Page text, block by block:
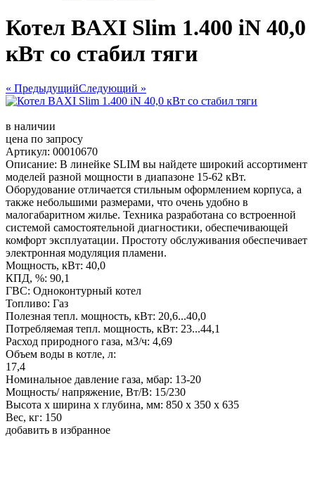
Котел BAXI Slim 1.400 iN 40,0
кВт со стабил тяги
« ПредыдущийСледующий »
в наличии
цена по запросу
Артикул: 00010670
Описание: В линейке SLIM вы найдете широкий ассортимент
моделей разной мощности в диапазоне 15-62 кВт.
Оборудование отличается стильным оформлением корпуса, а
также небольшими размерами, что очень удобно в
малогабаритном жилье. Техника разработана со встроенной
системой самостоятельной диагностики, обеспечивающей
комфорт эксплуатации. Простоту обслуживания обеспечивает
электронная модуляция пламени.
Мощность, кВт: 40,0
КПД, %: 90,1
ГВС: Одноконтурный котел
Топливо: Газ
Полезная тепл. мощность, кВт: 20,6...40,0
Потребляемая тепл. мощность, кВт: 23...44,1
Расход природного газа, м3/ч: 4,69
Объем воды в котле, л:
17,4
Номинальное давление газа, мбар: 13-20
Мощность/ напряжение, Вт/В: 15/230
Высота х ширина х глубина, мм: 850 х 350 х 635
Вес, кг: 150
добавить в избранное